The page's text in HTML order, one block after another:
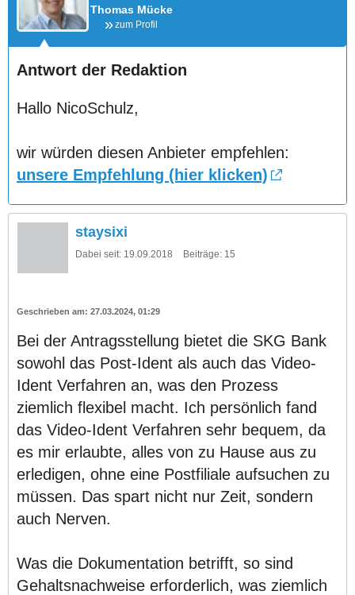
Thomas Mücke
zum Profil
Antwort der Redaktion
Hallo NicoSchulz,
wir würden diesen Anbieter empfehlen:
unsere Empfehlung (hier klicken)
staysixi
Dabei seit: 19.09.2018 Beiträge: 15
27.03.2024, 01:29
Bei der Antragsstellung bietet die SKG Bank
sowohl das Post-Ident als auch das Video-
Ident Verfahren an, was den Prozess
ziemlich flexibel macht. Ich persönlich fand
das Video-Ident Verfahren sehr bequem, da
es mir erlaubte, alles von zu Hause aus zu
erledigen, ohne eine Postfiliale aufsuchen zu
müssen. Das spart nicht nur Zeit, sondern
auch Nerven.
Was die Dokumentation betrifft, so sind
Gehaltsnachweise erforderlich, was ziemlich